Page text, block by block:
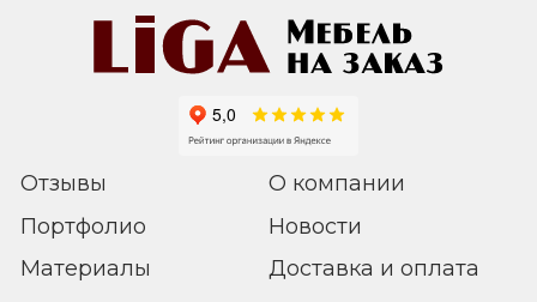
Отзывы
Портфолио
Материалы
О компании
Новости
Доставка и оплата